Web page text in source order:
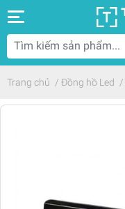
Trang chủ / Đồng hồ Led /